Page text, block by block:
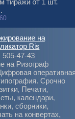
тиражи от 1 шт.
на
Ris
47-43
на Ризограф
Срочно
Печати,
календари,
сборники,
на конвертах,